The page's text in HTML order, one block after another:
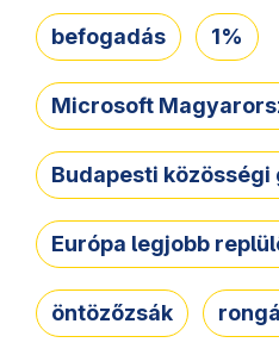
befogadás 1%
Microsoft
Budapesti közösségi
Európa legjobb
öntözőzsák